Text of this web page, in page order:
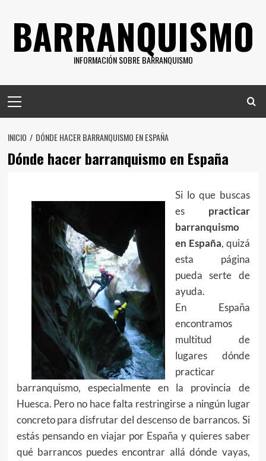
contenido
BARRANQUISMO
INFORMACIÓN SOBRE BARRANQUISMO
principal
INICIO DÓNDE HACER BARRANQUISMO EN ESPAÑA
Dónde hacer barranquismo en España
Si lo que buscas
es practicar
barranquismo
en España, quizá
esta página
pueda serte de
ayuda.
En España
encontramos
multitud de
lugares dónde
practicar
barranquismo, especialmente en la provincia de
Huesca. Pero no hace falta restringirse a ningún lugar
concreto para disfrutar del descenso de barrancos. Si
estás pensando en viajar por España y quieres saber
qué barrancos puedes encontrar allá dónde vayas,